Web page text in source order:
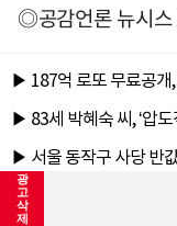
◎공감언론 뉴시스
광
고
삭
제